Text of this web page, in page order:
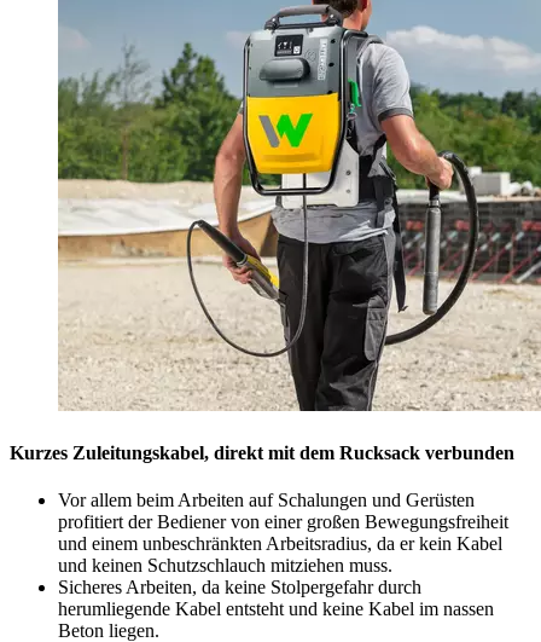
Kurzes Zuleitungskabel, direkt mit dem Rucksack verbunden
Vor allem beim Arbeiten auf Schalungen und Gerüsten
profitiert der Bediener von einer großen Bewegungsfreiheit
und einem unbeschränkten Arbeitsradius, da er kein Kabel
und keinen Schutzschlauch mitziehen muss.
Sicheres Arbeiten, da keine Stolpergefahr durch
herumliegende Kabel entsteht und keine Kabel im nassen
Beton liegen.